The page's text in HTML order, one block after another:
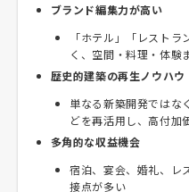
ブランド編集力が高い
「ホテル」「レスト
く、空間・料理・体験
歴史的建築の再生ノウハウ
単なる新築開発ではな
どを再活用し、高付加
多角的な収益機会
宿泊、宴会、婚礼、レ
接点が多い